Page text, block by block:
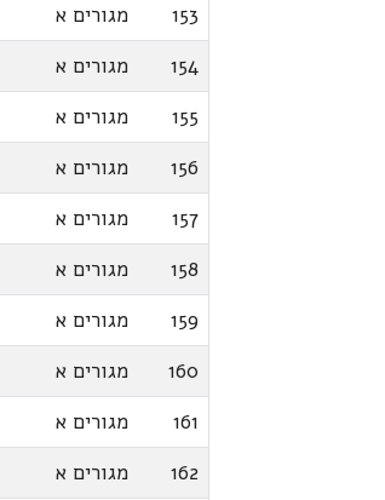
153
מגורים א
154
מגורים א
155
מגורים א
156
מגורים א
157
מגורים א
158
מגורים א
159
מגורים א
160
מגורים א
161
מגורים א
162
מגורים א